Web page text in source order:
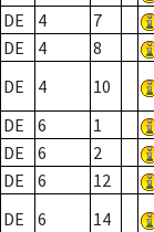
DE
4 7
DE
4 8
DE
4 10
DE
6 1
DE
6 2
DE
6 12
DE
6 14